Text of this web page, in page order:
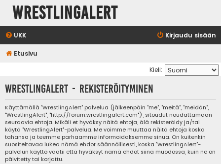
WrestlingAlert
UKK Kirjaudu sisään
Etusivu
Kieli:
WrestlingAlert - Rekisteröityminen
Käyttämällä "WrestlingAlert" palvelua (jälkeenpäin "me", "meitä", "meidän",
"WrestlingAlert", "http://forum.wrestlingalert.com"), sitoudut noudattamaan
seuraavia ehtoja. Mikäli et hyväksy näitä ehtoja, älä rekisteröidy ja/tai
käytä "WrestlingAlert"-palvelua. Me voimme muuttaa näitä ehtoja koska
tahansa ja teemme parhaamme informoidaksemme sinua. On kuitenkin
suositeltavaa lukea nämä ehdot säännöllisesti, koska "WrestlingAlert"-
palvelun käyttö vaatii että hyväksyt nämä ehdot siinä muodossa, kuin ne on
päivitetty tai korjattu.